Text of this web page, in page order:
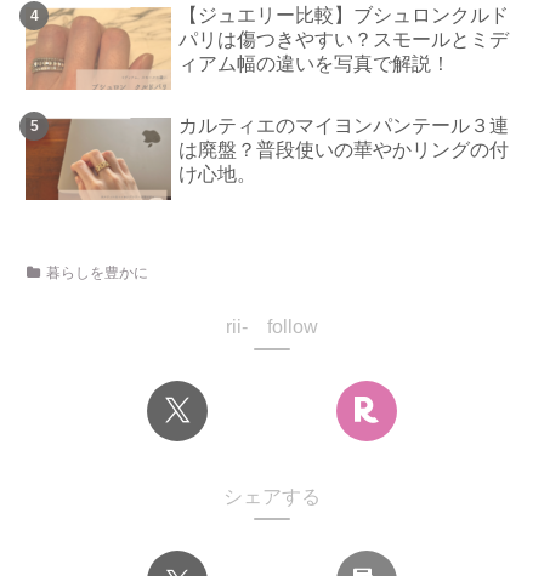
【ジュエリー比較】ブシュロンクルド
パリは傷つきやすい？スモールとミデ
ィアム幅の違いを写真で解説！
カルティエのマイヨンパンテール３連
は廃盤？普段使いの華やかリングの付
け心地。
暮らしを豊かに
rii- follow
シェアする